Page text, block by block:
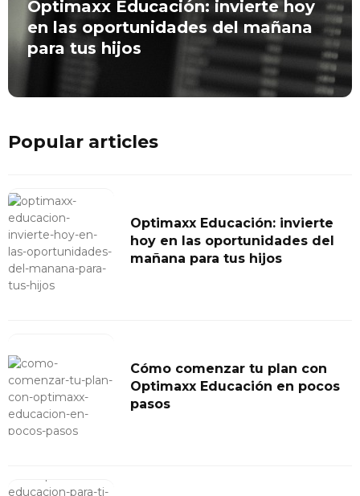
Optimaxx Educación: invierte hoy
en las oportunidades del mañana
para tus hijos
Popular articles
Optimaxx Educación: invierte
hoy en las oportunidades del
mañana para tus hijos
Cómo comenzar tu plan con
Optimaxx Educación en pocos
pasos